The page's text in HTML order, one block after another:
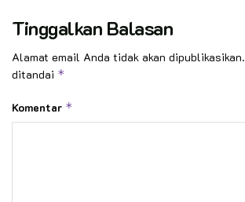
Tinggalkan Balasan
Alamat email Anda tidak akan dipublikasikan.
ditandai *
Komentar *